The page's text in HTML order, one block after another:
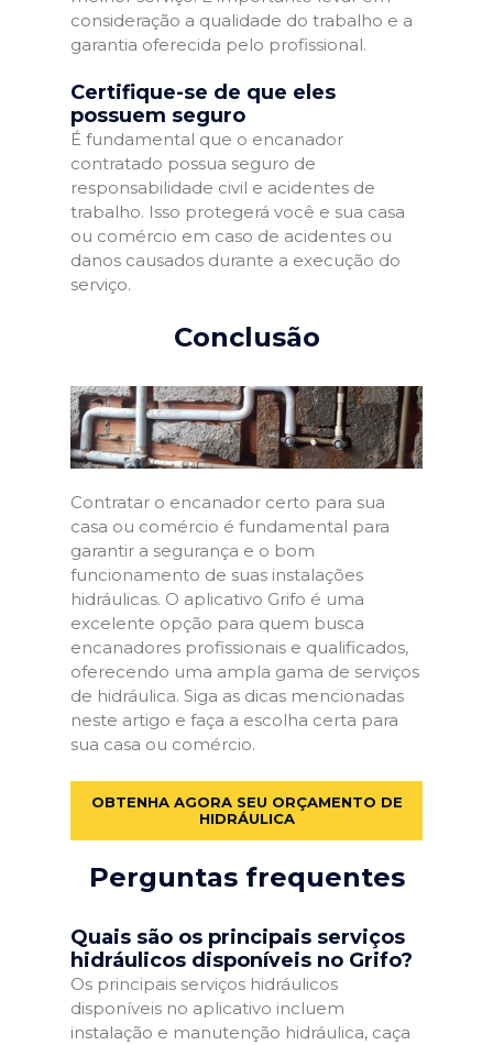
consideração a qualidade do trabalho e a
garantia oferecida pelo profissional.
Certifique-se de que eles
possuem seguro
É fundamental que o encanador
contratado possua seguro de
responsabilidade civil e acidentes de
trabalho. Isso protegerá você e sua casa
ou comércio em caso de acidentes ou
danos causados durante a execução do
serviço.
Conclusão
Contratar o encanador certo para sua
casa ou comércio é fundamental para
garantir a segurança e o bom
funcionamento de suas instalações
hidráulicas. O aplicativo Grifo é uma
excelente opção para quem busca
encanadores profissionais e qualificados,
oferecendo uma ampla gama de serviços
de hidráulica. Siga as dicas mencionadas
neste artigo e faça a escolha certa para
sua casa ou comércio.
OBTENHA AGORA SEU ORÇAMENTO DE
HIDRÁULICA
Perguntas frequentes
Quais são os principais serviços
hidráulicos disponíveis no Grifo?
Os principais serviços hidráulicos
disponíveis no aplicativo incluem
instalação e manutenção hidráulica, caça